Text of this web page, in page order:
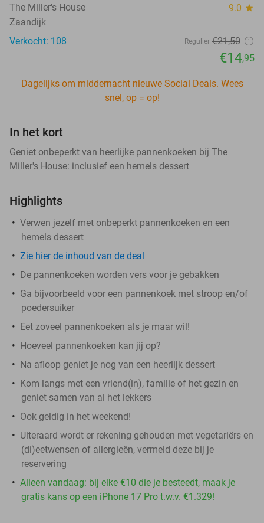
The Miller's House 9.0 star
Zaandijk
Verkocht: 108
Regulier €21,50
€14,95
Dagelijks om middernacht nieuwe Social Deals. Wees
snel, op = op!
In het kort
Geniet onbeperkt van heerlijke pannenkoeken bij The
Miller's House: inclusief een hemels dessert
Highlights
Verwen jezelf met onbeperkt pannenkoeken en een
hemels dessert
Zie hier de inhoud van de deal
De pannenkoeken worden vers voor je gebakken
Ga bijvoorbeeld voor een pannenkoek met stroop en/of
poedersuiker
Eet zoveel pannenkoeken als je maar wil!
Hoeveel pannenkoeken kan jij op?
Na afloop geniet je nog van een heerlijk dessert
Kom langs met een vriend(in), familie of het gezin en
geniet samen van al het lekkers
Ook geldig in het weekend!
Uiteraard wordt er rekening gehouden met vegetariërs en
(di)eetwensen of allergieën, vermeld deze bij je
reservering
Alleen vandaag: bij elke €10 die je besteedt, maak je
gratis kans op een iPhone 17 Pro t.w.v. €1.329!